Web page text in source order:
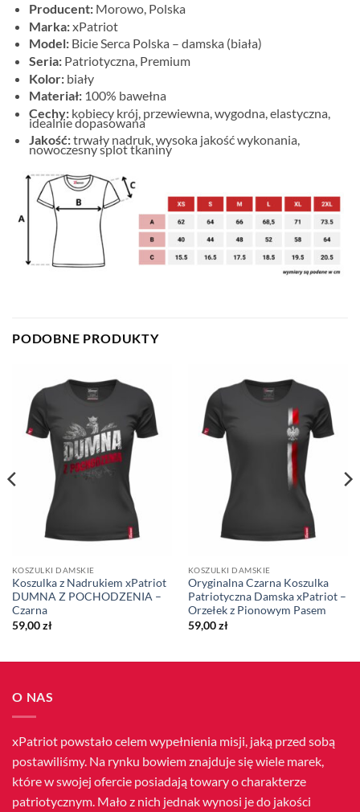
Producent:Morowo, Polska
Marka:xPatriot
Model:Bicie Serca Polska – damska (biała)
Seria:Patriotyczna, Premium
Kolor:biały
Materiał:100% bawełna
Cechy:kobiecy krój, przewiewna, wygodna, elastyczna,
idealnie dopasowana
Jakość:trwały nadruk, wysoka jakość wykonania,
nowoczesny splot tkaniny
PODOBNE PRODUKTY
KOSZULKI DAMSKIE
Koszulka z Nadrukiem xPatriot
DUMNA Z POCHODZENIA –
Czarna
59,00zł
KOSZULKI DAMSKIE
Oryginalna Czarna Koszulka
Patriotyczna Damska xPatriot –
Orzełek z Pionowym Pasem
59,00zł
O NAS
xPatriot powstało celem wypełnienia misji, jaką przed sobą
postawiliśmy. Na rynku bowiem znajduje się wiele marek,
które w swojej ofercie posiadają towary o charakterze
patriotycznym. Mało z nich jednak wynosi je do jakości